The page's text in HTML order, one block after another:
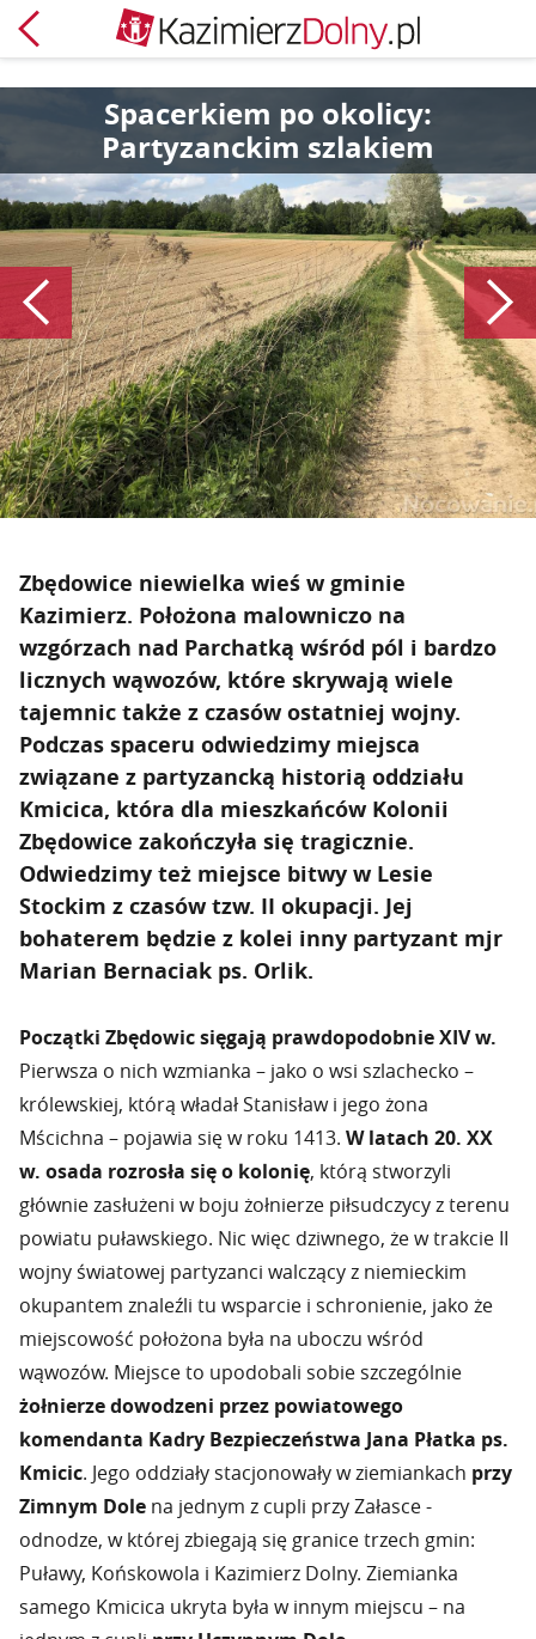
Powrót
Spacerkiem po okolicy:
Partyzanckim szlakiem
Poprzedni
Zbędowice niewielka wieś w gminie
Kazimierz. Położona malowniczo na
wzgórzach nad Parchatką wśród pól i bardzo
licznych wąwozów, które skrywają wiele
tajemnic także z czasów ostatniej wojny.
Podczas spaceru odwiedzimy miejsca
związane z partyzancką historią oddziału
Kmicica, która dla mieszkańców Kolonii
Zbędowice zakończyła się tragicznie.
Odwiedzimy też miejsce bitwy w Lesie
Stockim z czasów tzw. II okupacji. Jej
bohaterem będzie z kolei inny partyzant mjr
Marian Bernaciak ps. Orlik.
Początki Zbędowic sięgają prawdopodobnie XIV w.
Pierwsza o nich wzmianka – jako o wsi szlachecko –
królewskiej, którą władał Stanisław i jego żona
Mścichna – pojawia się w roku 1413. W latach 20. XX
w. osada rozrosła się o kolonię, którą stworzyli
głównie zasłużeni w boju żołnierze piłsudczycy z terenu
powiatu puławskiego. Nic więc dziwnego, że w trakcie II
wojny światowej partyzanci walczący z niemieckim
okupantem znaleźli tu wsparcie i schronienie, jako że
miejscowość położona była na uboczu wśród
wąwozów. Miejsce to upodobali sobie szczególnie
żołnierze dowodzeni przez powiatowego
komendanta Kadry Bezpieczeństwa Jana Płatka ps.
Kmicic. Jego oddziały stacjonowały w ziemiankach przy
Zimnym Dole na jednym z cupli przy Załasce -
odnodze, w której zbiegają się granice trzech gmin:
Puławy, Końskowola i Kazimierz Dolny. Ziemianka
samego Kmicica ukryta była w innym miejscu – na